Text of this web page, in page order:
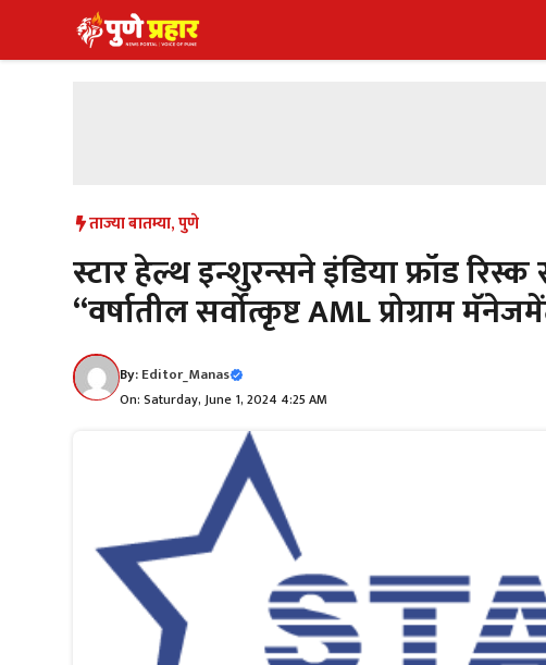
to
ताज्या बातम्या,पुणे
स्टार हेल्थ इन्शुरन्सने इंडिया फ्रॉड
“वर्षातील सर्वोत्कृष्ट AML प्रोग्राम
By:Editor_Manas
On: Saturday, June 1, 2024 4:25 AM